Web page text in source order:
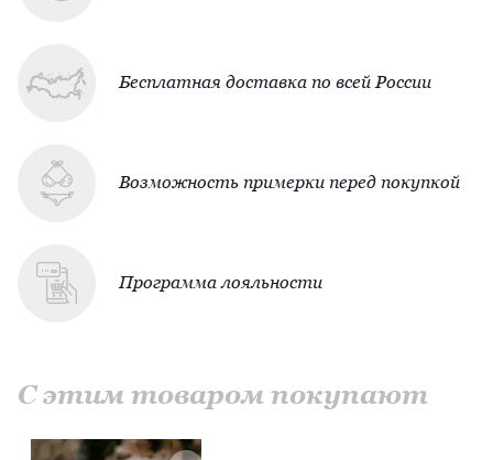
Бесплатная доставка по всей России
Возможность примерки перед покупкой
Программа лояльности
С этим товаром покупают